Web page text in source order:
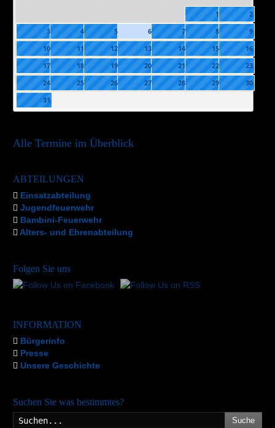
1
2
3
4 5 6 7 8
9
10
11 12 13 14 15
16
17
18 19 20 21 22
23
24
25 26 27 28 29
30
31
Alle Termine im Überblick
ABTEILUNGEN
Einsatzabteilung
Jugendfeuerwehr
Bambini-Feuerwehr
Alters- und Ehrenabteilung
Folgen Sie uns
INFORMATION
Bürgerinfo
Presse
Unsere Geschichte
Suchen Sie was bestimmtes?
Suche